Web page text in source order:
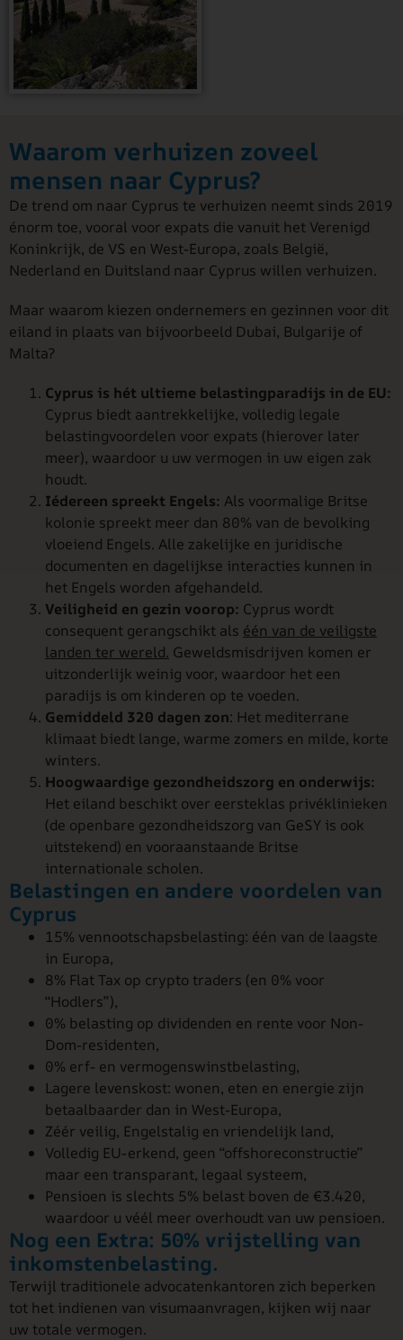
Waarom verhuizen zoveel
mensen naar Cyprus?
De trend om naar Cyprus te verhuizen neemt sinds 2019
énorm toe, vooral voor expats die vanuit het Verenigd
Koninkrijk, de VS en West-Europa, zoals België,
Nederland en Duitsland naar Cyprus willen verhuizen.
Maar waarom kiezen ondernemers en gezinnen voor dit
eiland in plaats van bijvoorbeeld Dubai, Bulgarije of
Malta?
Cyprus is hét ultieme belastingparadijs in de EU:
Cyprus biedt aantrekkelijke, volledig legale
belastingvoordelen voor expats (hierover later
meer), waardoor u uw vermogen in uw eigen zak
houdt.
Iédereen spreekt Engels: Als voormalige Britse
kolonie spreekt meer dan 80% van de bevolking
vloeiend Engels. Alle zakelijke en juridische
documenten en dagelijkse interacties kunnen in
het Engels worden afgehandeld.
Veiligheid en gezin voorop: Cyprus wordt
consequent gerangschikt als één van de veiligste
landen ter wereld. Geweldsmisdrijven komen er
uitzonderlijk weinig voor, waardoor het een
paradijs is om kinderen op te voeden.
Gemiddeld 320 dagen zon: Het mediterrane
klimaat biedt lange, warme zomers en milde, korte
winters.
Hoogwaardige gezondheidszorg en onderwijs:
Het eiland beschikt over eersteklas privéklinieken
(de openbare gezondheidszorg van GeSY is ook
uitstekend) en vooraanstaande Britse
internationale scholen.
Belastingen en andere voordelen van
Cyprus
15% vennootschapsbelasting: één van de laagste
in Europa,
8% Flat Tax op crypto traders (en 0% voor
“Hodlers”),
0% belasting op dividenden en rente voor Non-
Dom-residenten,
0% erf- en vermogenswinstbelasting,
Lagere levenskost: wonen, eten en energie zijn
betaalbaarder dan in West-Europa,
Zéér veilig, Engelstalig en vriendelijk land,
Volledig EU-erkend, geen “offshoreconstructie”
maar een transparant, legaal systeem,
Pensioen is slechts 5% belast boven de €3.420,
waardoor u véél meer overhoudt van uw pensioen.
Nog een Extra: 50% vrijstelling van
inkomstenbelasting.
Terwijl traditionele advocatenkantoren zich beperken
tot het indienen van visumaanvragen, kijken wij naar
uw totale vermogen.